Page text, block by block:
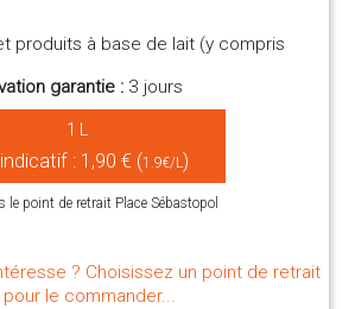
produits à base de lait (y compris
garantie : 3 jours
1 L
: 1,90 € (1.9€/L)
le point de retrait Place Sébastopol
? Choisissez un point de retrait
pour le commander...